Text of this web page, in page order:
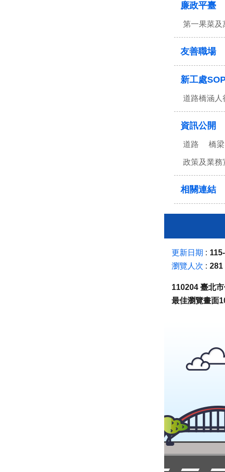
廉政平臺
第一果菜及
友善職場
新工處
道路橋涵人
資訊公開
道路 橋梁
政策及業務
相關連結
更新日期
瀏覽人次
281
110204 臺北
最佳瀏覽畫面